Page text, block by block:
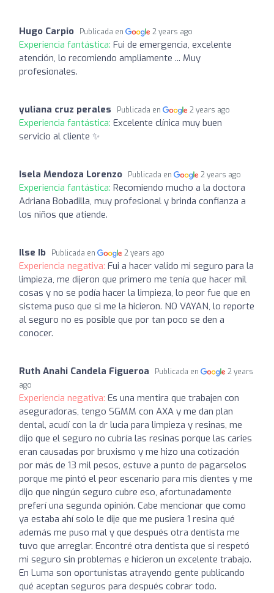
Hugo Carpio Publicada en 2 years ago
Experiencia fantástica: Fui de emergencia, excelente
atención, lo recomiendo ampliamente ... Muy
profesionales.
yuliana cruz perales Publicada en 2 years ago
Experiencia fantástica: Excelente clínica muy buen
servicio al cliente ✨
Isela Mendoza Lorenzo Publicada en 2 years ago
Experiencia fantástica: Recomiendo mucho a la doctora
Adriana Bobadilla, muy profesional y brinda confianza a
los niños que atiende.
Ilse Ib Publicada en 2 years ago
Experiencia negativa: Fui a hacer valido mi seguro para la
limpieza, me dijeron que primero me tenía que hacer mil
cosas y no se podía hacer la limpieza, lo peor fue que en
sistema puso que si me la hicieron. NO VAYAN, lo reporte
al seguro no es posible que por tan poco se den a
conocer.
Ruth Anahi Candela Figueroa Publicada en
2 years
ago
Experiencia negativa: Es una mentira que trabajen con
aseguradoras, tengo SGMM con AXA y me dan plan
dental, acudí con la dr lucia para limpieza y resinas, me
dijo que el seguro no cubría las resinas porque las caries
eran causadas por bruxismo y me hizo una cotización
por más de 13 mil pesos, estuve a punto de pagarselos
porque me pintó el peor escenario para mis dientes y me
dijo que ningún seguro cubre eso, afortunadamente
preferí una segunda opinión. Cabe mencionar que como
ya estaba ahí solo le dije que me pusiera 1 resina qué
además me puso mal y que después otra dentista me
tuvo que arreglar. Encontré otra dentista que si respetó
mi seguro sin problemas e hicieron un excelente trabajo.
En Luma son oportunistas atrayendo gente publicando
qué aceptan seguros para después cobrar todo.